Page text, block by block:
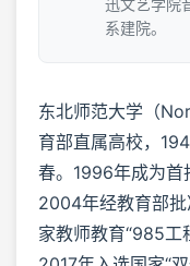
系建院。
东北师范大学（
育部直属高校，
春。1996年成为首
2004年经教育部
家教师教育“985工